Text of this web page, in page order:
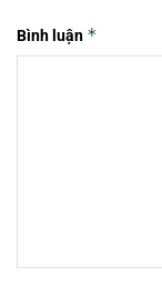
Bình luận *